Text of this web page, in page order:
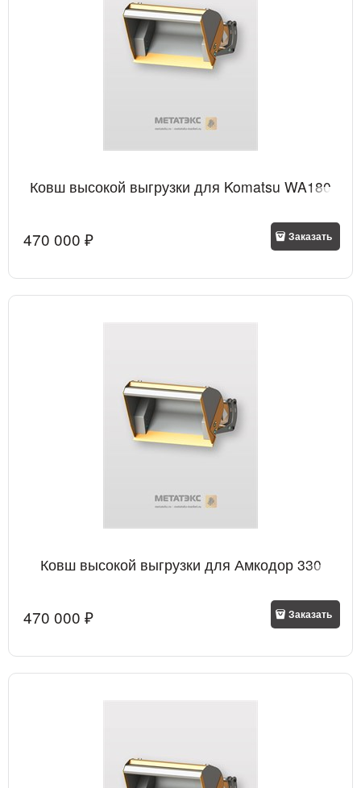
Ковш высокой выгрузки для Komatsu WA180
470 000 ₽ Заказать
Ковш высокой выгрузки для Амкодор 330
470 000 ₽ Заказать